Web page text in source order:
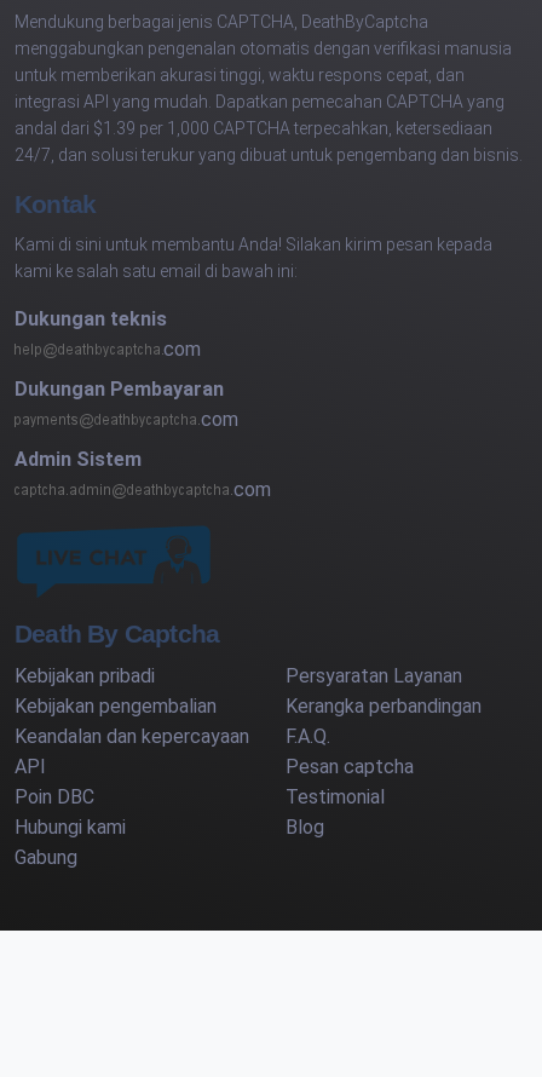
Mendukung berbagai jenis CAPTCHA, DeathByCaptcha
menggabungkan pengenalan otomatis dengan verifikasi manusia
untuk memberikan akurasi tinggi, waktu respons cepat, dan
integrasi API yang mudah. Dapatkan pemecahan CAPTCHA yang
andal dari $1.39 per 1,000 CAPTCHA terpecahkan, ketersediaan
24/7, dan solusi terukur yang dibuat untuk pengembang dan bisnis.
Kontak
Kami di sini untuk membantu Anda! Silakan kirim pesan kepada
kami ke salah satu email di bawah ini:
Dukungan teknis
com
Dukungan Pembayaran
com
Admin Sistem
com
Death By Captcha
Kebijakan pribadi
Persyaratan Layanan
Kebijakan pengembalian
Kerangka perbandingan
Keandalan dan kepercayaan
F.A.Q.
API
Pesan captcha
Poin DBC
Testimonial
Hubungi kami
Blog
Gabung